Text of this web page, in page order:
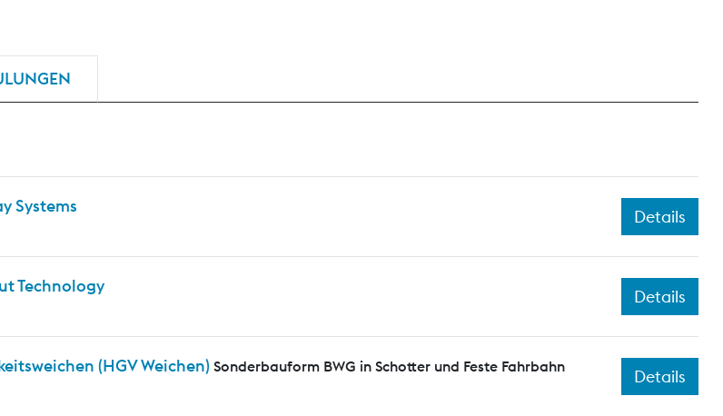
Systems
Details
Technology
Details
(HGV Weichen) Sonderbauform BWG in Schotter und Feste Fahrbahn
Details